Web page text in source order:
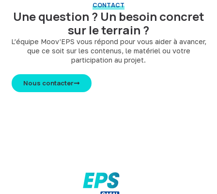
CONTACT
Une question ? Un besoin concret
sur le terrain ?
L’équipe Moov'EPS vous répond pour vous aider à avancer,
que ce soit sur les contenus, le matériel ou votre
participation au projet.
Nous contacter